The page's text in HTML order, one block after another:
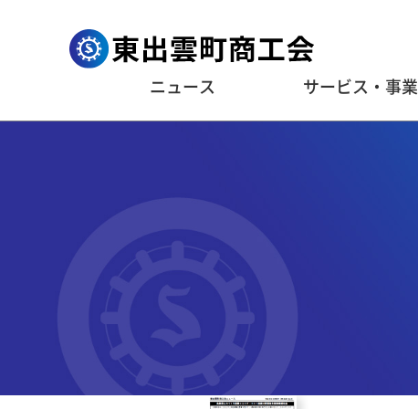
ニュース サービス・事業